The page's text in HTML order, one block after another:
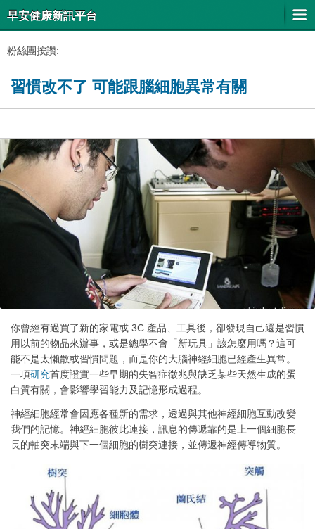
早安健康新訊平台
粉絲團按讚:
習慣改不了 可能跟腦細胞異常有關
你曾經有過買了新的家電或 3C 產品、工具後，卻發現自己還是習慣
用以前的物品來辦事，或是總學不會「新玩具」該怎麼用嗎？這可
能不是太懶散或習慣問題，而是你的大腦神經細胞已經產生異常。
一項研究首度證實一些早期的失智症徵兆與缺乏某些天然生成的蛋
白質有關，會影響學習能力及記憶形成過程。
神經細胞經常會因應各種新的需求，透過與其他神經細胞互動改變
我們的記憶。神經細胞彼此連接，訊息的傳遞靠的是上一個細胞長
長的軸突末端與下一個細胞的樹突連接，並傳遞神經傳導物質。